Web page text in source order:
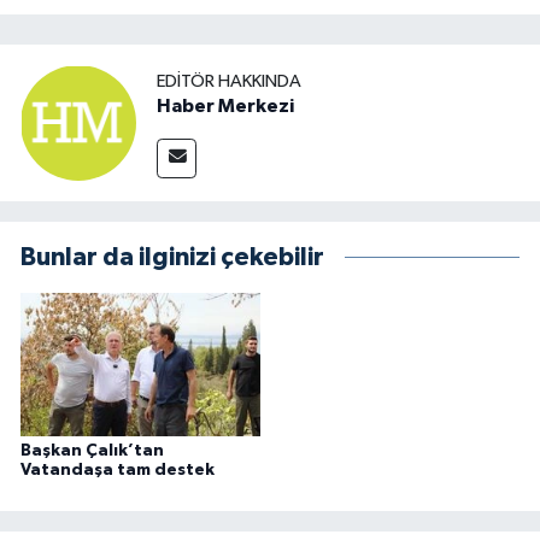
EDITÖR HAKKINDA
Haber Merkezi
Bunlar da ilginizi çekebilir
Başkan Çalık’tan
Vatandaşa tam destek